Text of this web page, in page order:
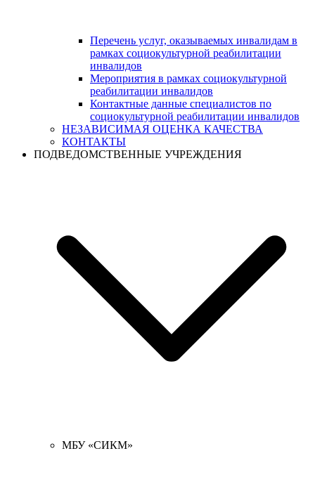
Перечень услуг, оказываемых инвалидам в
рамках социокультурной реабилитации
инвалидов
Мероприятия в рамках социокультурной
реабилитации инвалидов
Контактные данные специалистов по
социокультурной реабилитации инвалидов
НЕЗАВИСИМАЯ ОЦЕНКА КАЧЕСТВА
КОНТАКТЫ
ПОДВЕДОМСТВЕННЫЕ УЧРЕЖДЕНИЯ
МБУ «СИКМ»